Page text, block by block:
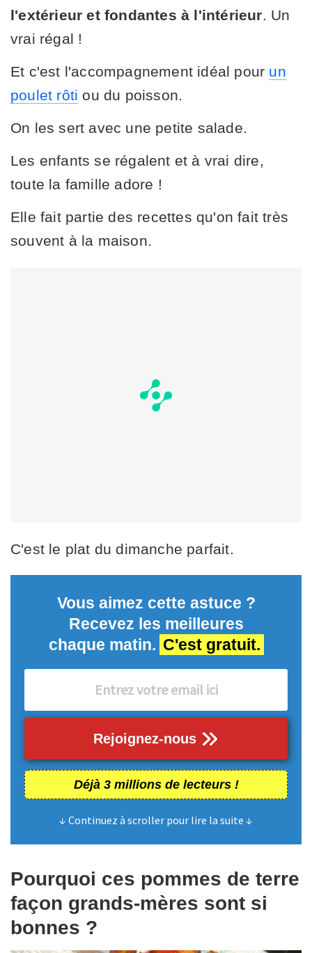
l'extérieur et fondantes à l'intérieur . Un
vrai régal !
Et c'est l'accompagnement idéal pour un
poulet rôti ou du poisson.
On les sert avec une petite salade.
Les enfants se régalent et à vrai dire,
toute la famille adore !
Elle fait partie des recettes qu'on fait très
souvent à la maison.
C'est le plat du dimanche parfait.
Vous aimez cette astuce ?
Recevez les meilleures
chaque matin. C'est gratuit.
Rejoignez-nous
Déjà 3 millions de lecteurs !
↓ Continuez à scroller pour lire la suite ↓
Pourquoi ces pommes de terre
façon grands-mères sont si
bonnes ?